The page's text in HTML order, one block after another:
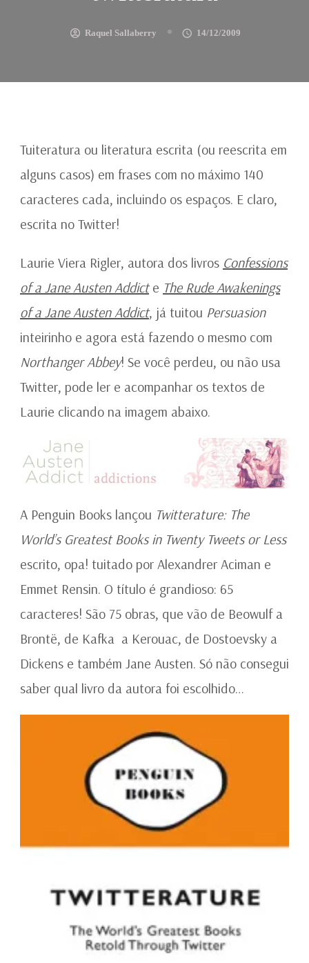
Raquel Sallaberry 14/12/2009
Tuiteratura ou literatura escrita (ou reescrita em
alguns casos) em frases com no máximo 140
caracteres cada, incluindo os espaços. E claro,
escrita no Twitter!
Laurie Viera Rigler, autora dos livros Confessions
of a Jane Austen Addicte The Rude Awakenings
of a Jane Austen Addict, já tuitou Persuasion
inteirinho e agora está fazendo o mesmo com
Northanger Abbey! Se você perdeu, ou não usa
Twitter, pode ler e acompanhar os textos de
Laurie clicando na imagem abaixo.
A Penguin Books lançou Twitterature: The
World’s Greatest Books in Twenty Tweets or Less
escrito, opa! tuitado por Alexandrer Aciman e
Emmet Rensin. O título é grandioso: 65
caracteres! São 75 obras, que vão de Beowulf a
Brontë, de Kafka a Kerouac, de Dostoevsky a
Dickens e também Jane Austen. Só não consegui
saber qual livro da autora foi escolhido…